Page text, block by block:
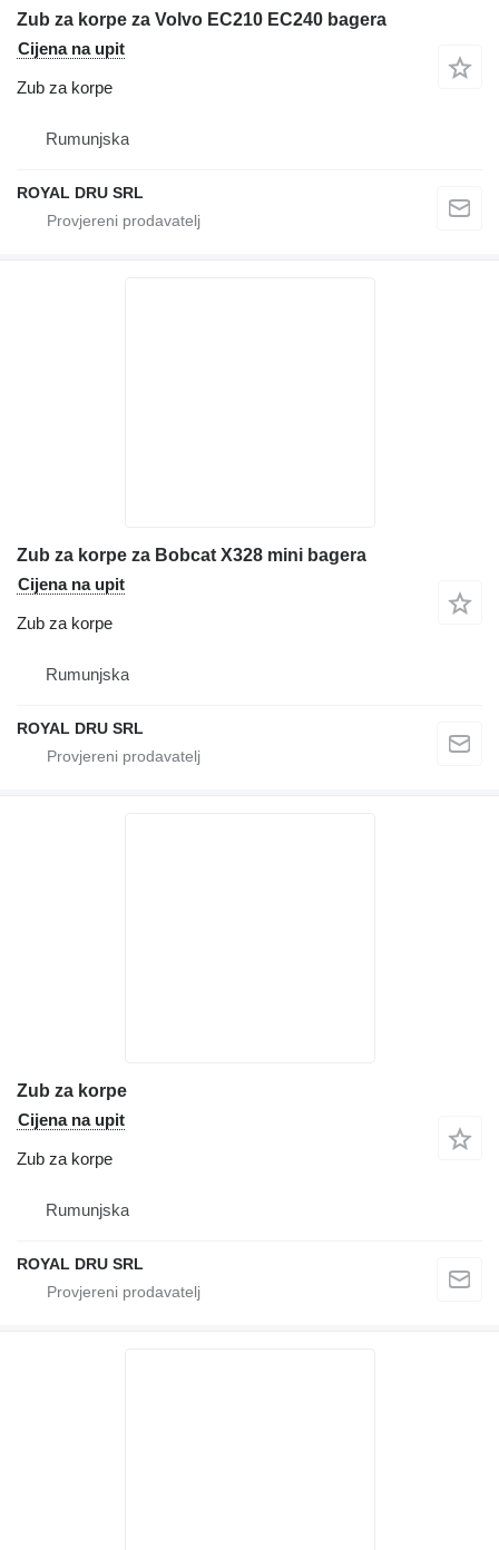
Zub za korpe za Volvo EC210 EC240 bagera
Cijena na upit
Zub za korpe
Rumunjska
ROYAL DRU SRL
Zub za korpe za Bobcat X328 mini bagera
Cijena na upit
Zub za korpe
Rumunjska
ROYAL DRU SRL
Zub za korpe
Cijena na upit
Zub za korpe
Rumunjska
ROYAL DRU SRL